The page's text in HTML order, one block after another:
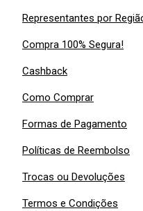
Representantes por
Compra 100% Segura!
Cashback
Como Comprar
Formas de Pagamento
Políticas de Reembolso
Trocas ou Devoluções
Termos e Condições